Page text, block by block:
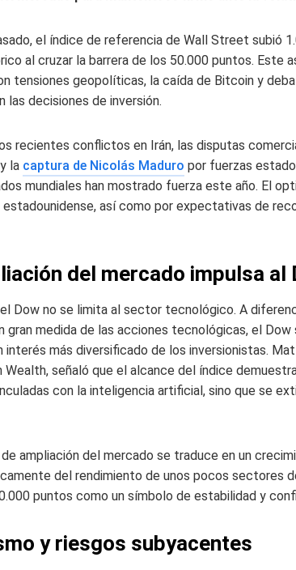
el índice de referencia de Wall Street subió
al cruzar la barrera de los 50.000 puntos. Este
tensiones geopolíticas, la caída de Bitcoin y
las decisiones de inversión.
recientes conflictos en Irán, las disputas
la captura de Nicolás Maduro por fuerzas
mundiales han mostrado fuerza este año. El
estadounidense, así como por expectativas de
del mercado impulsa al
Dow no se limita al sector tecnológico. A
gran medida de las acciones tecnológicas, el
interés más diversificado de los inversionistas.
Wealth, señaló que el alcance del índice
con la inteligencia artificial, sino que se
ampliación del mercado se traduce en un
del rendimiento de unos pocos sectores
puntos como un símbolo de estabilidad y
y riesgos subyacentes